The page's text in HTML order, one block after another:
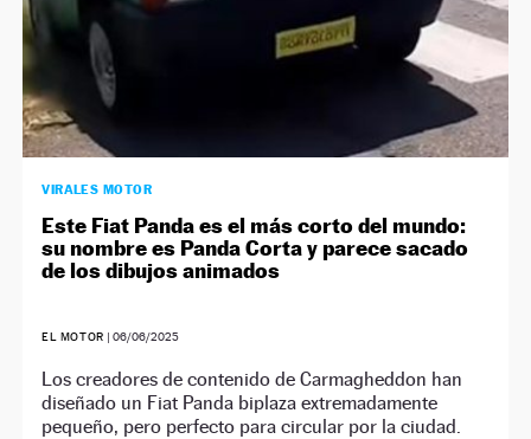
VIRALES MOTOR
Este Fiat Panda es el más corto del mundo:
su nombre es Panda Corta y parece sacado
de los dibujos animados
EL MOTOR |06/06/2025
Los creadores de contenido de Carmagheddon han
diseñado un Fiat Panda biplaza extremadamente
pequeño, pero perfecto para circular por la ciudad.